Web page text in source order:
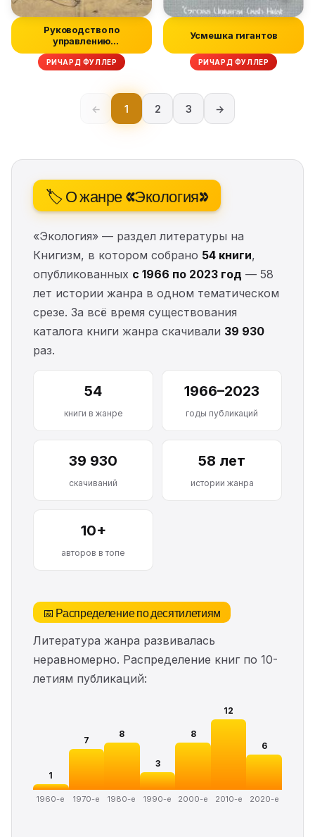
Руководство по
управлению
космическим кораблём
«Зе...
РИЧАРД ФУЛЛЕР
Усмешка гигантов
РИЧАРД ФУЛЛЕР
← 1 2 3 →
🏷️ О жанре «Экология»
«Экология» — раздел литературы на
Книгизм, в котором собрано 54 книги,
опубликованных с 1966 по 2023 год — 58
лет истории жанра в одном тематическом
срезе. За всё время существования
каталога книги жанра скачивали 39 930
раз.
54
книги в жанре
1966–2023
годы публикаций
39 930
скачиваний
58 лет
истории жанра
10+
авторов в топе
📅 Распределение по десятилетиям
Литература жанра развивалась
неравномерно. Распределение книг по 10-
летиям публикаций:
1
1960-е
7
1970-е
8
1980-е
3
1990-е
8
2000-е
12
2010-е
6
2020-е